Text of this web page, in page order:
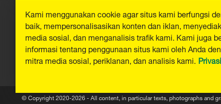
Peras
Kontak
Jejak
© Copyright 2020-2026 - All content, in particular texts, photographs and
Kami menggunakan cookie agar situs kami berfungsi
baik, mempersonalisasikan konten dan iklan,
media sosial, dan menganalisis trafik kami. Kami juga
informasi tentang penggunaan situs kami oleh Anda
mitra media sosial, periklanan, dan analisis kami.